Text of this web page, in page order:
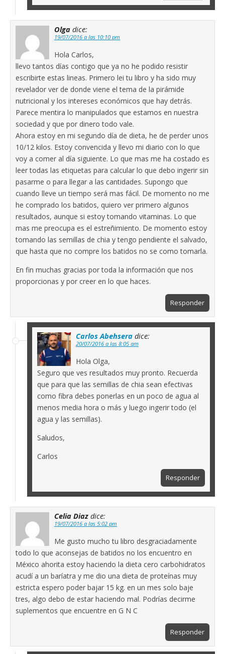
Olga dice:
19/07/2016 a las 10:10 pm
Hola Carlos,
llevo tantos días contigo que ya no he podido resistir
escribirte estas lineas. Primero lei tu libro y ha sido muy
revelador ver de donde viene el tema de la pirámide
nutricional y los intereses económicos que hay detrás.
Parece mentira lo manipulados que estamos en nuestra
sociedad y que por dinero todo vale.
Ahora estoy en mi segundo día de dieta, he de perder unos
10/12 kilos. Estoy convencida y llevo mi diario con lo que
voy a comer al día siguiente. Lo que mas me ha costado es
leer todas las etiquetas para calcular lo que debo ingerir sin
pasarme o para llegar a las cantidades. Supongo que
cuando lleve un tiempo será mas fácil. De momento no me
he comprado los batidos, quiero ver primero algunos
resultados, aunque si estoy tomando vitaminas. Lo que
mas me preocupa es el estreñimiento. De momento estoy
tomando las semillas de chia y tengo pendiente el salvado,
que hasta que no compre los batidos no se como tomarla.
En fin muchas gracias por toda la información que nos
proporcionas y por creer en lo que haces.
Responder
Carlos Abehsera dice:
20/07/2016 a las 8:05 am
Hola Olga,
Seguro que ves resultados muy pronto. Recuerda
que para que las semillas de chia sean efectivas
como fibra debes ponerlas en un poco de agua al
menos media hora o más y luego ingerir todo (el
agua y las semillas).
Saludos,
Carlos
Responder
Celia Diaz dice:
19/07/2016 a las 5:02 pm
Me gusto mucho tu libro desgraciadamente
todo lo que aconsejas de batidos no los encuentro en
México ahorita estoy haciendo la dieta cero carbohidratos
acudí a un baríatra y me dio una dieta de proteínas muy
estricta espero poder bajar 15 kg. en un mes solo baje
tres, algo debo de estar haciendo mal. Podrías decirme
suplementos que encuentre en G N C
Responder